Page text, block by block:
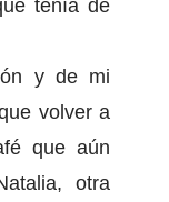
tenía de
y de mi
volver a
que aún
otra